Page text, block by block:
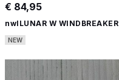
€ 84,95
nwlLUNAR W WINDBREAKER
NEW